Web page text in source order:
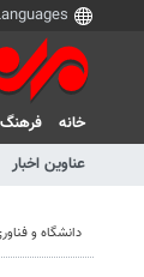
خانه
عناوین اخبار
دانشگاه و